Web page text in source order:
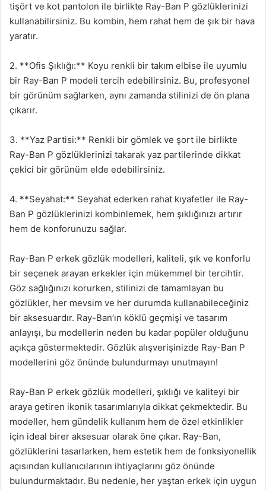
tişört ve kot pantolon ile birlikte Ray-Ban P gözlüklerinizi
kullanabilirsiniz. Bu kombin, hem rahat hem de şık bir hava
yaratır.
2. **Ofis Şıklığı:** Koyu renkli bir takım elbise ile uyumlu
bir Ray-Ban P modeli tercih edebilirsiniz. Bu, profesyonel
bir görünüm sağlarken, aynı zamanda stilinizi de ön plana
çıkarır.
3. **Yaz Partisi:** Renkli bir gömlek ve şort ile birlikte
Ray-Ban P gözlüklerinizi takarak yaz partilerinde dikkat
çekici bir görünüm elde edebilirsiniz.
4. **Seyahat:** Seyahat ederken rahat kıyafetler ile Ray-
Ban P gözlüklerinizi kombinlemek, hem şıklığınızı artırır
hem de konforunuzu sağlar.
Ray-Ban P erkek gözlük modelleri, kaliteli, şık ve konforlu
bir seçenek arayan erkekler için mükemmel bir tercihtir.
Göz sağlığınızı korurken, stilinizi de tamamlayan bu
gözlükler, her mevsim ve her durumda kullanabileceğiniz
bir aksesuardır. Ray-Ban’ın köklü geçmişi ve tasarım
anlayışı, bu modellerin neden bu kadar popüler olduğunu
açıkça göstermektedir. Gözlük alışverişinizde Ray-Ban P
modellerini göz önünde bulundurmayı unutmayın!
Ray-Ban P erkek gözlük modelleri, şıklığı ve kaliteyi bir
araya getiren ikonik tasarımlarıyla dikkat çekmektedir. Bu
modeller, hem gündelik kullanım hem de özel etkinlikler
için ideal birer aksesuar olarak öne çıkar. Ray-Ban,
gözlüklerini tasarlarken, hem estetik hem de fonksiyonellik
açısından kullanıcılarının ihtiyaçlarını göz önünde
bulundurmaktadır. Bu nedenle, her yaştan erkek için uygun